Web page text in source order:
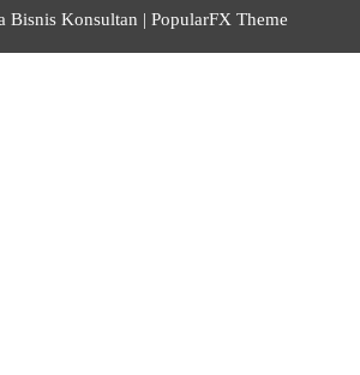
Bisnis Konsultan | PopularFX Theme